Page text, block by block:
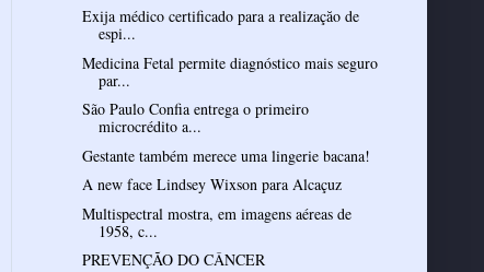
Exija médico certificado para a realizaçăo de
espi...
Medicina Fetal permite diagnóstico mais seguro
par...
São Paulo Confia entrega o primeiro
microcrédito a...
Gestante também merece uma lingerie bacana!
A new face Lindsey Wixson para Alcaçuz
Multispectral mostra, em imagens aéreas de
1958, c...
PREVENÇÃO DO CÂNCER